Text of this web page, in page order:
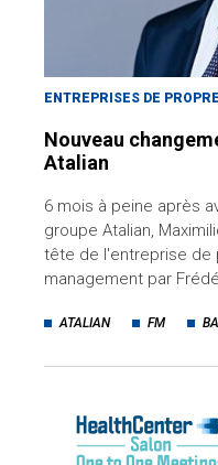
ENTREPRISES DE
Nouveau
Atalian
6 mois à peine après
groupe Atalian,
tête de l'entreprise
management par
ATALIAN FM